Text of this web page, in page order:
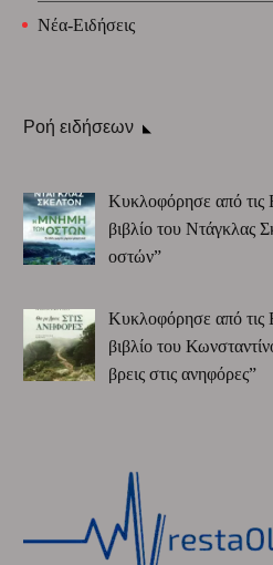
Νέα-Ειδήσεις
Ροή ειδήσεων
Κυκλοφόρησε από τις
βιβλίο του Ντάγκλας
οστών”
Κυκλοφόρησε από τις
βιβλίο του
βρεις στις ανηφόρες”